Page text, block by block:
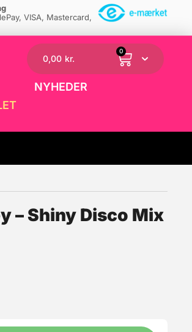
VISA, Mastercard,
0,00 kr.
0
NYHEDER
☓
– Shiny Disco Mix